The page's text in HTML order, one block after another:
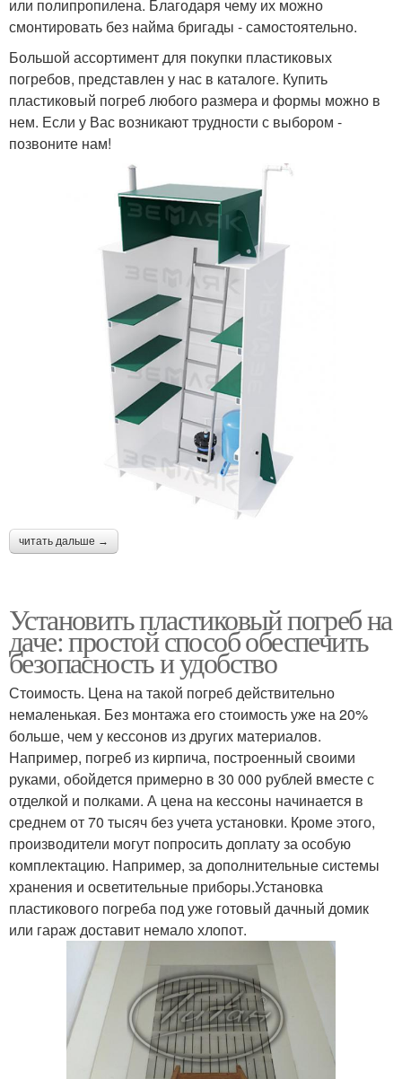
или полипропилена. Благодаря чему их можно
смонтировать без найма бригады - самостоятельно.
Большой ассортимент для покупки пластиковых
погребов, представлен у нас в каталоге. Купить
пластиковый погреб любого размера и формы можно в
нем. Если у Вас возникают трудности с выбором -
позвоните нам!
читать дальше →
Установить пластиковый погреб на
даче: простой способ обеспечить
безопасность и удобство
Стоимость. Цена на такой погреб действительно
немаленькая. Без монтажа его стоимость уже на 20%
больше, чем у кессонов из других материалов.
Например, погреб из кирпича, построенный своими
руками, обойдется примерно в 30 000 рублей вместе с
отделкой и полками. А цена на кессоны начинается в
среднем от 70 тысяч без учета установки. Кроме этого,
производители могут попросить доплату за особую
комплектацию. Например, за дополнительные системы
хранения и осветительные приборы.Установка
пластикового погреба под уже готовый дачный домик
или гараж доставит немало хлопот.